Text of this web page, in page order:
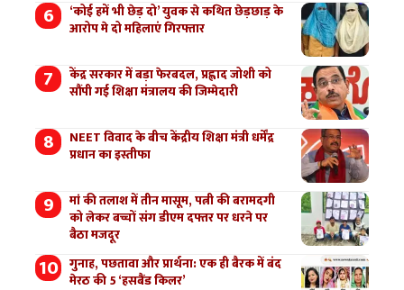
‘कोई हमें भी छेड़ दो’ युवक से कथित छेड़छाड़ के
आरोप मे दो महिलाएं गिरफ्तार
केंद्र सरकार में बड़ा फेरबदल, प्रह्लाद जोशी को
सौंपी गई शिक्षा मंत्रालय की जिम्मेदारी
NEET विवाद के बीच केंद्रीय शिक्षा मंत्री धर्मेंद्र
प्रधान का इस्तीफा
मां की तलाश में तीन मासूम, पत्नी की बरामदगी
को लेकर बच्चों संग डीएम दफ्तर पर धरने पर
बैठा मजदूर
गुनाह, पछतावा और प्रार्थना: एक ही बैरक में बंद
मेरठ की 5 ‘हसबैंड किलर’